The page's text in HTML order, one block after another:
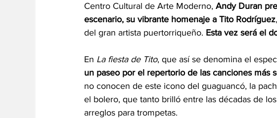
Centro Cultural de Arte Moderno, Andy Duran
escenario, su vibrante homenaje a Tito Rodríguez
del gran artista puertorriqueño. Esta vez será el
En La fiesta de Tito, que así se denomina el
un paseo por el repertorio de las canciones más
no conocen de este icono del guaguancó, la
el bolero, que tanto brilló entre las décadas de
arreglos para trompetas.